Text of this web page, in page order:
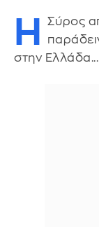
Η
Σύρος
στην Ελλάδα...